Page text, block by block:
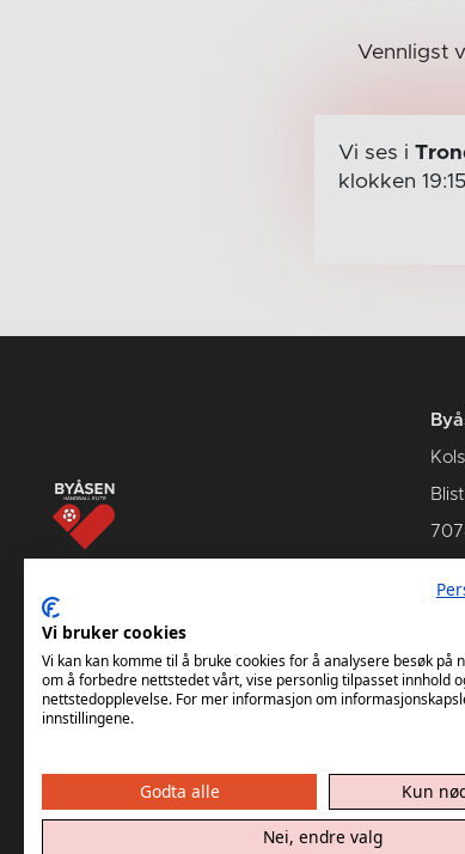
Vennligst
Vi ses i
klokken 19:15
Billetter
Vi bruker cookies
Vi kan kan komme til å bruke cookies for å analysere besøk på
om å forbedre nettstedet vårt, vise personlig tilpasset innhold
nettstedopplevelse. For mer informasjon om
innstillingene.
Godta alle
Kun
Nei, endre valg